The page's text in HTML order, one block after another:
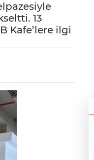
13
B Kafe’lere ilgi